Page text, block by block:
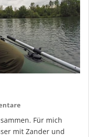
Für mich
mit Zander und